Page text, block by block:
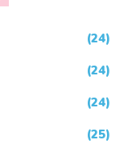
(24)
(24)
(24)
(25)